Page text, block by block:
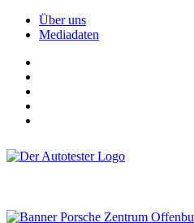
Über uns
Mediadaten